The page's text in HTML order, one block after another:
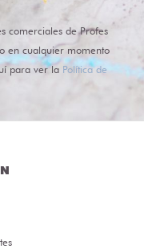
comerciales de Profes
en cualquier momento
para ver la Política de